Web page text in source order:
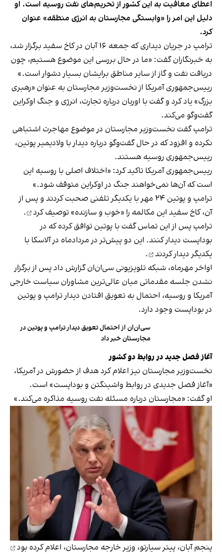
اعطای معافیت به این کشور از تحریم‌های نفت روسیه است. او
دلیل این امر را «وابستگی مجارستان به انرژی منطقه» عنوان
کرد.
ترامپ در جریان دیداری که جمعه ۱۶ آبان در کاخ سفید برگزار شد،
به خبرنگاران گفت: «ما در حال بررسی این موضوع هستیم، چون
دریافت نفت و گاز از سایر مناطق برایشان بسیار دشوار است.»
رییس‌جمهوری آمریکا از نخست‌وزیر مجارستان به عنوان «رهبری
بزرگ» یاد کرد و گفت با اوربان درباره تجارت، انرژی و جنگ اوکراین
گفت‌وگو می‌کند.
ترامپ گفت نخست‌وزیر مجارستان در موضوع مهاجرت اشتباهی
نکرده و افزود که در حال گفت‌وگو درباره دیدار با ولادیمیر پوتین،
رییس‌جمهوری روسیه هستند.
رییس‌جمهوری آمریکا تاکید کرد: «اختلاف اصلی با روسیه این
است که آن‌ها نمی‌خواهند جنگ در اوکراین متوقف شود.»
ترامپ و پوتین ۲۴ مهر با یکدیگر تلفنی صحبت کردند و پس از
آن، کاخ سفید این مکالمه را «خوب و سازنده»توصیف کرد
.
ترامپ پس از این تماس گفت با پوتین توافق کرده که در
بوداپست دیدار کنند. این دو پیش‌تر در مردادماه در آلاسکا با
یکدیگردیدار کردند
.
اواخر مهرماه، شبکه تلویزیونی سی‌ان‌ان گزارش داد پس از برگزار
نشدن جلسه مقدماتی میان عالی‌ترین مشاوران سیاست خارجی
آمریکا و روسیه، احتمال به تعویق افتادن دیدار ترامپ و پوتین
در بوداپست وجود دارد.
سی‌ان‌ان از احتمال تعویق دیدار ترامپ و پوتین در
مجارستان خبر داد
آغاز فصل جدید در روابط دو کشور
نخست‌وزیر مجارستان نیز اعلام کرد هدف از حضورش در آمریکا،
«آغاز فصل جدیدی در روابط واشینگتن و بوداپست» است.
او گفت: «مجارستان درباره مسئله نفت روسیه مذاکره می‌کند.»
پنجم آبان، پیتر سیارتو، وزیر خارجه‌ مجارستان، اعلام کرده بود